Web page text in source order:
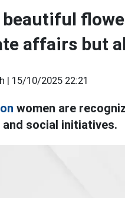
affairs but
| 15/10/2025 22:21
women are
social initiatives.